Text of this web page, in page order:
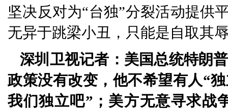
坚决反对为“台独”分裂活动提供
无异于跳梁小丑，只能是自取其
深圳卫视记者：美国总统特朗
政策没有改变，他不希望有人“
我们独立吧”；美方无意寻求战